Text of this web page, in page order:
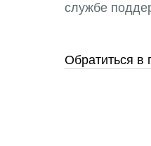
службе
Обратиться в